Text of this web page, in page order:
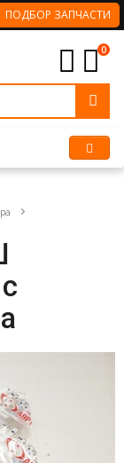
ПОДБОР ЗАПЧАСТИ
0